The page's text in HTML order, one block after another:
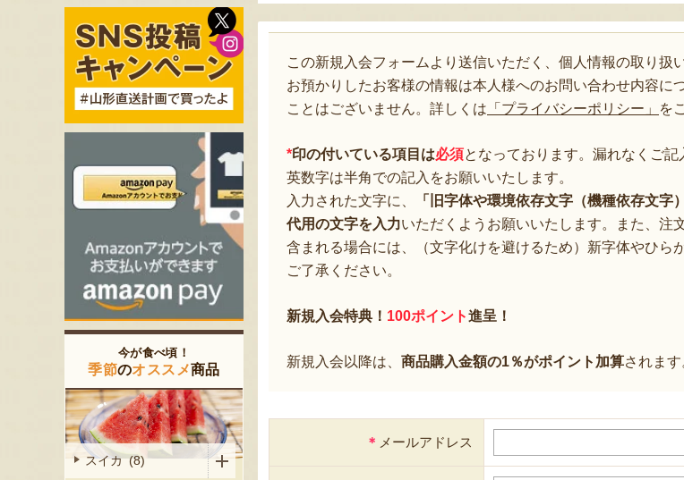
この新規入会フォームより送信いただく、個人情報の取り扱
お預かりしたお客様の情報は本人様へのお問い合わせ内容
ことはございません。詳しくは 「プライバシーポリシー」 を
*印の付いている項目は必須となっております。漏れなくご記
英数字は半角での記入をお願いいたします。
入力された文字に、
「旧字体や環境依存文字（機種依存文字）
代用の文字を入力いただくようお願いいたします。また、注
含まれる場合には、（文字化けを避けるため）新字体やひ
ご了承ください。
新規入会特典！ 100ポイント進呈！
新規入会以降は、 商品購入金額の1％がポイント加算されます
＊ メールアドレス
今が食べ頃！
季節のオススメ商品
スイカ (8)